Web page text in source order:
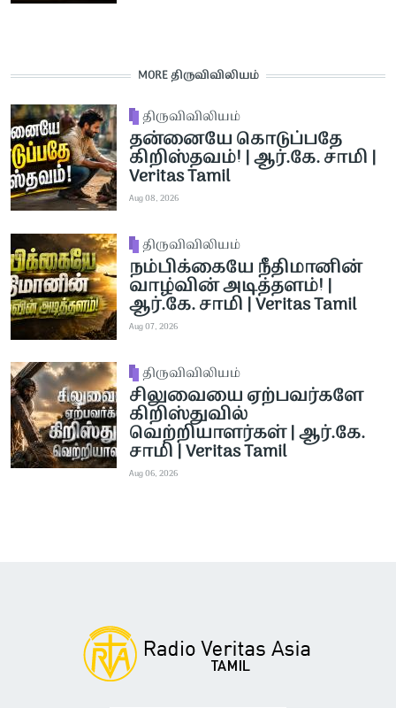
MORE திருவிவிலியம்
திருவிவிலியம்
தன்னையே கொடுப்பதே
கிறிஸ்தவம்! | ஆர்.கே. சாமி |
Veritas Tamil
Aug 08, 2026
திருவிவிலியம்
நம்பிக்கையே நீதிமானின்
வாழ்வின் அடித்தளம்! |
ஆர்.கே. சாமி | Veritas Tamil
Aug 07, 2026
திருவிவிலியம்
சிலுவையை ஏற்பவர்களே
கிறிஸ்துவில்
வெற்றியாளர்கள் | ஆர்.கே.
சாமி | Veritas Tamil
Aug 06, 2026